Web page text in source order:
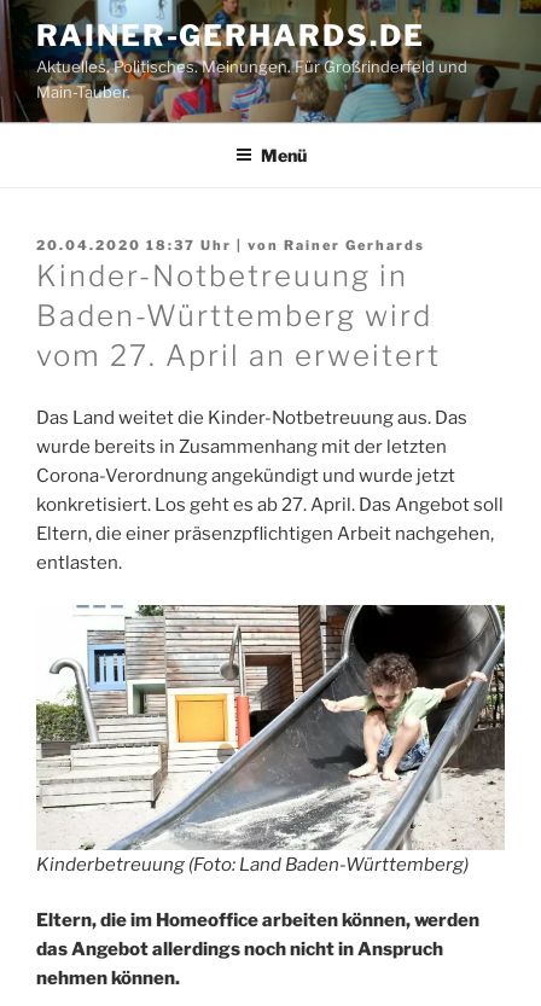
Zum
Inhalt
springen
RAINER-GERHARDS.DE
Aktuelles. Politisches. Meinungen. Für Großrinderfeld und
Main-Tauber.
Menü
20.04.2020 18:37 Uhr | von Rainer Gerhards
Kinder-Notbetreuung in
Baden-Württemberg wird
vom 27. April an erweitert
Das Land weitet die Kinder-Notbetreuung aus. Das
wurde bereits in Zusammenhang mit der letzten
Corona-Verordnung angekündigt und wurde jetzt
konkretisiert. Los geht es ab 27. April. Das Angebot soll
Eltern, die einer präsenzpflichtigen Arbeit nachgehen,
entlasten.
Kinderbetreuung (Foto: Land Baden-Württemberg)
Eltern, die im Homeoffice arbeiten können, werden
das Angebot allerdings noch nicht in Anspruch
nehmen können.